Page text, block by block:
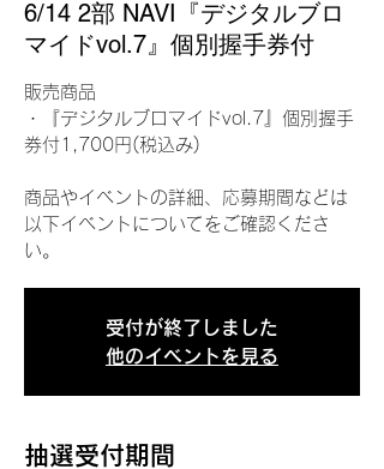
6/14 2部 NAVI『デジタルブロ
マイドvol.7』個別握手券付
販売商品
・『デジタルブロマイドvol.7』個別握手
券付1,700円(税込み)
商品やイベントの詳細、応募期間などは
以下イベントについてをご確認くださ
い。
受付が終了しました
他のイベントを見る
抽選受付期間